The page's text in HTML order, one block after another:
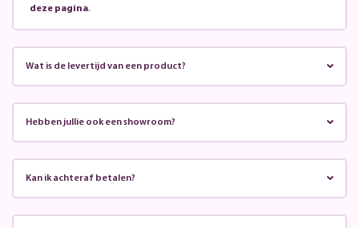
deze pagina.
Wat is de levertijd van een product?
Hebben jullie ook een showroom?
Kan ik achteraf betalen?